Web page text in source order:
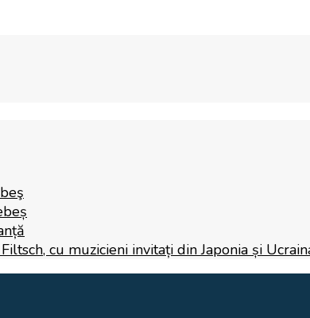
cu muzicieni invitați din Japonia și